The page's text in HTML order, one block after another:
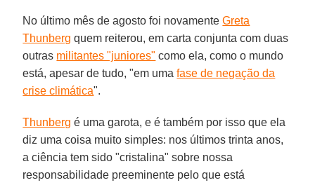
No último mês de agosto foi novamenteGreta
Thunberg quem reiterou, em carta conjunta com duas
outras militantes "juniores" como ela, como o mundo
está, apesar de tudo, "em umafase de negação da
crise climática".
Thunberg é uma garota, e é também por isso que ela
diz uma coisa muito simples: nos últimos trinta anos,
a ciência tem sido "cristalina" sobre nossa
responsabilidade preeminente pelo que está